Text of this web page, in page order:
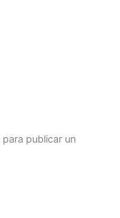
para publicar un